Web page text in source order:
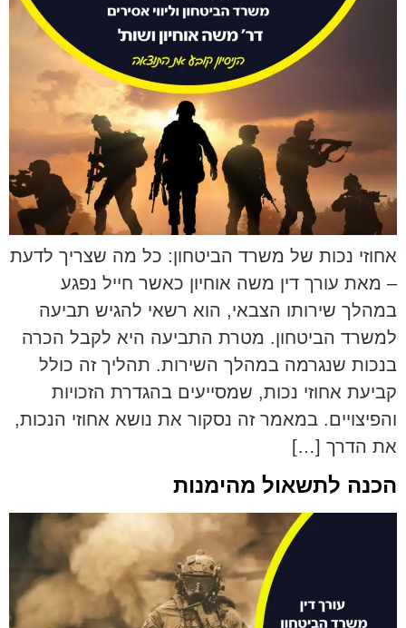
אחוזי נכות של משרד הביטחון: כל מה שצריך לדעת
– מאת עורך דין משה אוחיון כאשר חייל נפגע
במהלך שירותו הצבאי, הוא רשאי להגיש תביעה
למשרד הביטחון. מטרת התביעה היא לקבל הכרה
בנכות שנגרמה במהלך השירות. תהליך זה כולל
קביעת אחוזי נכות, שמסייעים בהגדרת הזכויות
והפיצויים. במאמר זה נסקור את נושא אחוזי הנכות,
את הדרך […]
הכנה לתשאול מהימנות